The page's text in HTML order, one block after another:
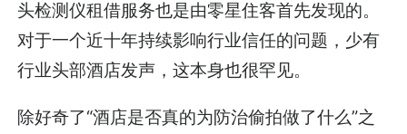
头检测仪租借服务也是由零星住客首先发现的。
对于一个近十年持续影响行业信任的问题，少有
行业头部酒店发声，这本身也很罕见。
除好奇了“酒店是否真的为防治偷拍做了什么”之